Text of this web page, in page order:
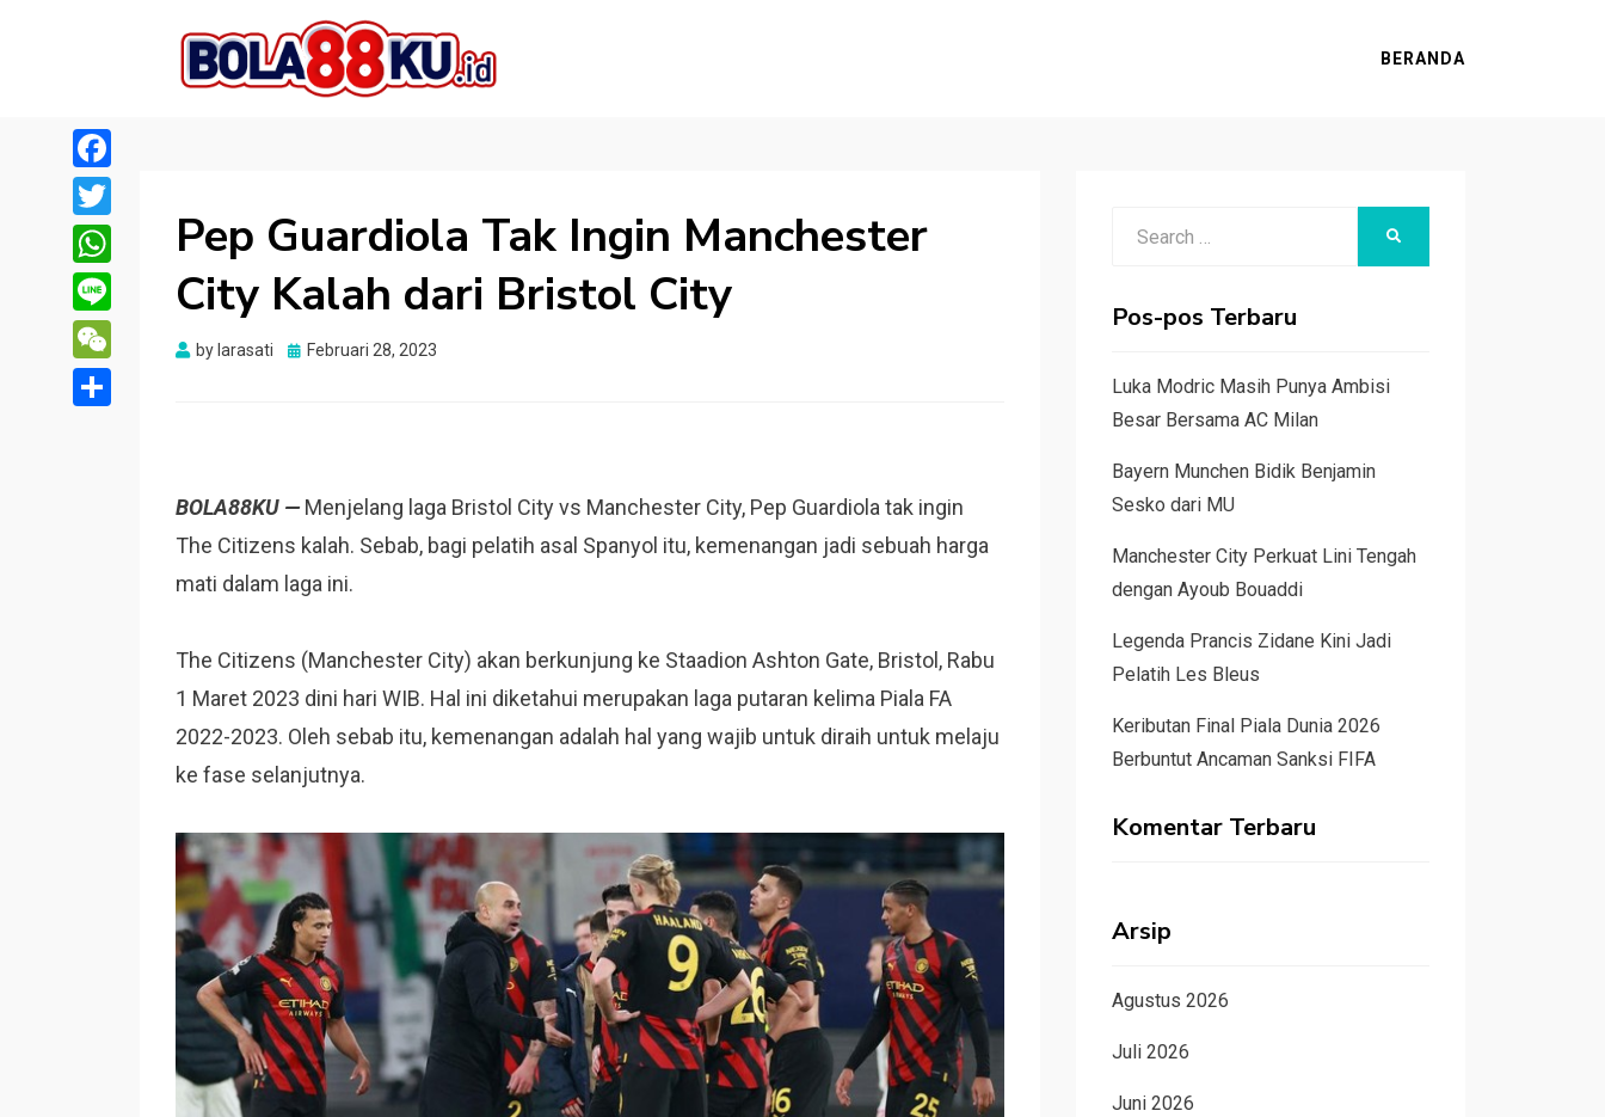
BERANDA
Pep Guardiola Tak Ingin Manchester
City Kalah dari Bristol City
by larasati
Posted
Februari 28, 2023
BOLA88KU — Menjelang laga Bristol City vs Manchester City, Pep Guardiola tak ingin
The Citizens kalah. Sebab, bagi pelatih asal Spanyol itu, kemenangan jadi sebuah harga
mati dalam laga ini.
The Citizens (Manchester City) akan berkunjung ke Staadion Ashton Gate, Bristol, Rabu
1 Maret 2023 dini hari WIB. Hal ini diketahui merupakan laga putaran kelima Piala FA
2022-2023. Oleh sebab itu, kemenangan adalah hal yang wajib untuk diraih untuk melaju
ke fase selanjutnya.
Facebook
Twitter
WhatsApp
Line
WeChat
Pos-pos Terbaru
Luka Modric Masih Punya Ambisi
Besar Bersama AC Milan
Bayern Munchen Bidik Benjamin
Sesko dari MU
Manchester City Perkuat Lini Tengah
dengan Ayoub Bouaddi
Legenda Prancis Zidane Kini Jadi
Pelatih Les Bleus
Keributan Final Piala Dunia 2026
Berbuntut Ancaman Sanksi FIFA
Komentar Terbaru
Arsip
Agustus 2026
Juli 2026
Juni 2026